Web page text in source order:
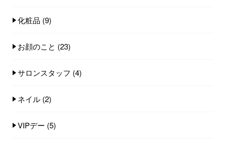
化粧品 (9)
お顔のこと (23)
サロンスタッフ (4)
ネイル (2)
VIPデー (5)